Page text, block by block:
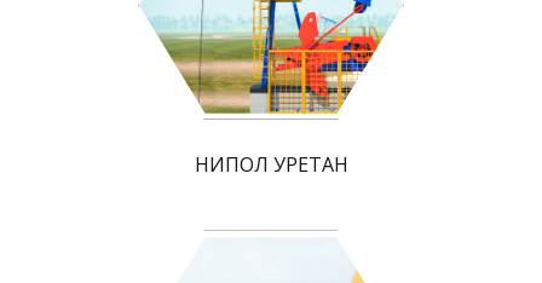
НИПОЛ УРЕТАН